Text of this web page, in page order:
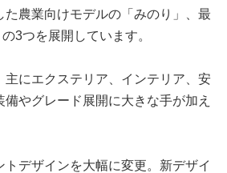
た農業向けモデルの「みのり」、最
3つを展開しています。
主にエクステリア、インテリア、安
やグレード展開に大きな手が加え
トデザインを大幅に変更。新デザイ